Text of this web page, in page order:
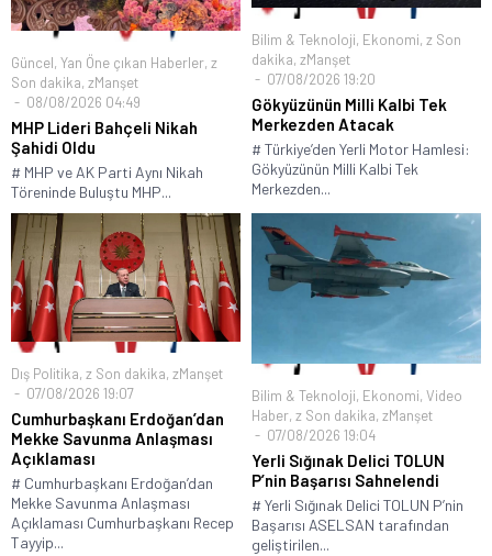
Güncel, Yan Öne çıkan Haberler, z
Son dakika, zManşet
08/08/2026 04:49
MHP Lideri Bahçeli Nikah
Şahidi Oldu
# MHP ve AK Parti Aynı Nikah
Töreninde Buluştu MHP...
Bilim & Teknoloji, Ekonomi, z Son
dakika, zManşet
07/08/2026 19:20
Gökyüzünün Milli Kalbi Tek
Merkezden Atacak
# Türkiye’den Yerli Motor Hamlesi:
Gökyüzünün Milli Kalbi Tek
Merkezden...
Dış Politika, z Son dakika, zManşet
07/08/2026 19:07
Cumhurbaşkanı Erdoğan’dan
Mekke Savunma Anlaşması
Açıklaması
# Cumhurbaşkanı Erdoğan’dan
Mekke Savunma Anlaşması
Açıklaması Cumhurbaşkanı Recep
Tayyip...
Bilim & Teknoloji, Ekonomi, Video
Haber, z Son dakika, zManşet
07/08/2026 19:04
Yerli Sığınak Delici TOLUN
P’nin Başarısı Sahnelendi
# Yerli Sığınak Delici TOLUN P’nin
Başarısı ASELSAN tarafından
geliştirilen...